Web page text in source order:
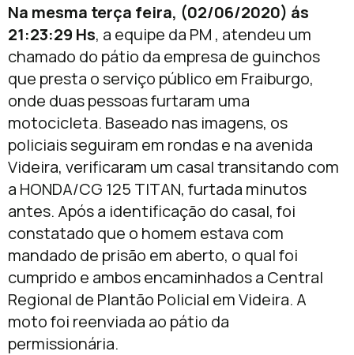
Na mesma terça feira, (02/06/2020) ás
21:23:29 Hs, a equipe da PM , atendeu um
chamado do pátio da empresa de guinchos
que presta o serviço público em Fraiburgo,
onde duas pessoas furtaram uma
motocicleta. Baseado nas imagens, os
policiais seguiram em rondas e na avenida
Videira, verificaram um casal transitando com
a HONDA/CG 125 TITAN, furtada minutos
antes. Após a identificação do casal, foi
constatado que o homem estava com
mandado de prisão em aberto, o qual foi
cumprido e ambos encaminhados a Central
Regional de Plantão Policial em Videira. A
moto foi reenviada ao pátio da
permissionária.